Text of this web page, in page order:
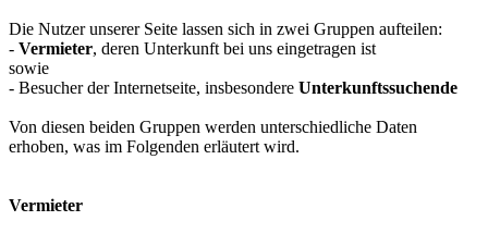
Die Nutzer unserer Seite lassen sich in zwei Gruppen aufteilen:
- Vermieter, deren Unterkunft bei uns eingetragen ist
sowie
- Besucher der Internetseite, insbesondere Unterkunftssuchende
Von diesen beiden Gruppen werden unterschiedliche Daten
erhoben, was im Folgenden erläutert wird.
Vermieter